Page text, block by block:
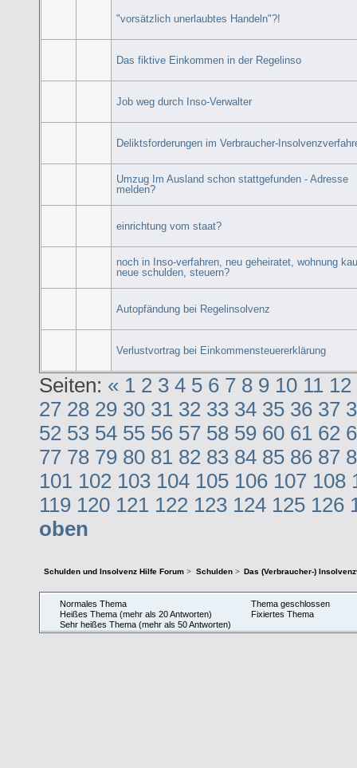
"vorsätzlich unerlaubtes Handeln"?!
Das fiktive Einkommen in der Regelinso
Job weg durch Inso-Verwalter
Deliktsforderungen im Verbraucher-
Umzug Im Ausland schon stattgefunden - Adresse
melden?
einrichtung vom staat?
noch in Inso-verfahren, neu geheiratet, wohnung
neue schulden, steuern?
Autopfändung bei Regelinsolvenz
Verlustvortrag bei Einkommensteuererklärung
Seiten: « 1 2 3 4 5 6 7 8 9 10 11 12
27 28 29 30 31 32 33 34 35 36 37
52 53 54 55 56 57 58 59 60 61 62
77 78 79 80 81 82 83 84 85 86 87
101 102 103 104 105 106 107 108
119 120 121 122 123 124 125 126
oben
Schulden und Insolvenz Hilfe Forum > Schulden> Das (Verbraucher-)
Normales Thema
Heißes Thema (mehr als 20 Antworten)
Sehr heißes Thema (mehr als 50 Antworten)
Thema geschlossen
Fixiertes Thema